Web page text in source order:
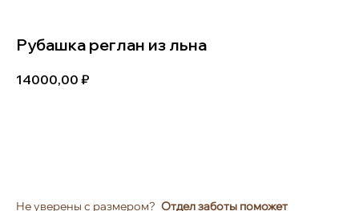
Рубашка реглан из льна
14000,00
Не уверены с размером? Отдел заботы поможет